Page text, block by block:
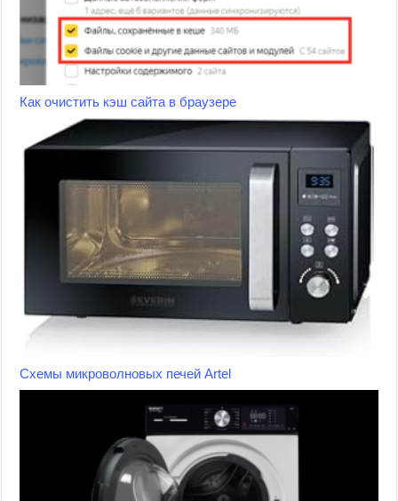
Как очистить кэш сайта в браузере
Схемы микроволновых печей Artel